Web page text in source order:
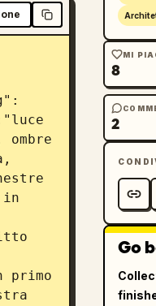
primo
MI
8
2
Go